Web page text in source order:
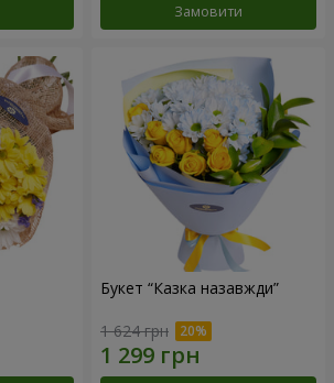
Замовити
Букет “Казка назавжди”
1 624 грн